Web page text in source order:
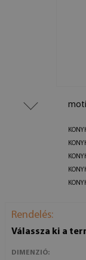
Rendelés:
Válassza ki a
DIMENZIÓ: